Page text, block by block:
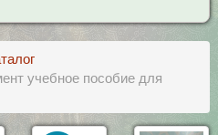
учебное пособие для